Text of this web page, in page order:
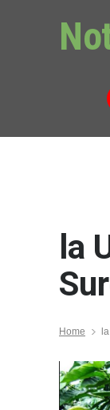
la
Home